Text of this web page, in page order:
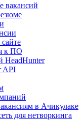
вакансий
к ПО
HeadHunter
API
в Ачикулаке
для нетворкинга